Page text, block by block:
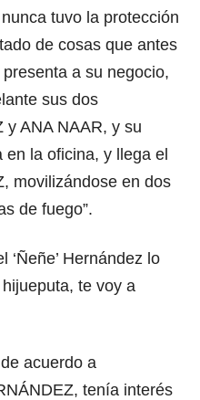
tuvo la protección
de cosas que antes
a su negocio,
sus dos
y ANA NAAR, y su
en la oficina, y llega el
movilizándose en dos
de fuego”.
Hernández lo
te voy a
acuerdo a
tenía interés